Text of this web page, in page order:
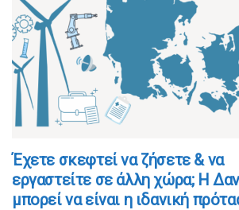
​​Έχετε σκεφτεί να ζήσετε & να
εργαστείτε σε άλλη χώρα; Η
μπορεί να είναι η ιδανική